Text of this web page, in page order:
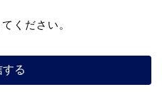
ください。